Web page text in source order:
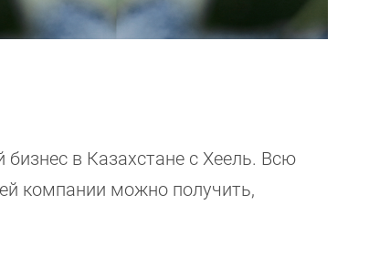
в Казахстане с Хеель. Всю
компании можно получить,